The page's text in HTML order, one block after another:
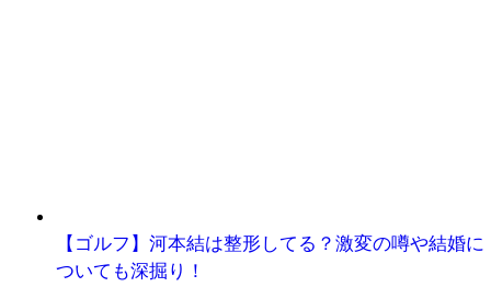
【ゴルフ】河本結は整形してる？激変の噂や結婚に
ついても深掘り！